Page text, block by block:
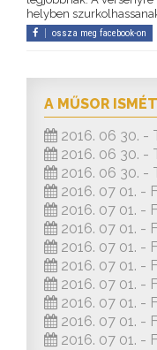
helyben
ossza meg facebook-on
A MŰSOR
2016. 06 30. -
2016. 06 30. -
2016. 06 30. -
2016. 07 01. -
2016. 07 01. -
2016. 07 01. -
2016. 07 01. -
2016. 07 01. -
2016. 07 01. -
2016. 07 01. -
2016. 07 01. -
2016. 07 01. -